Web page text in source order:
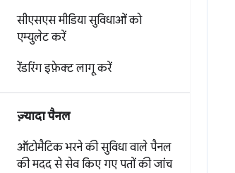
सीएसएस मीडिया सुविधाओं को
एम्युलेट करें
रेंडरिंग इफ़ेक्ट लागू करें
ज़्यादा पैनल
ऑटोमैटिक भरने की सुविधा वाले पैनल
की मदद सेसेव किए गए पतों की जांच